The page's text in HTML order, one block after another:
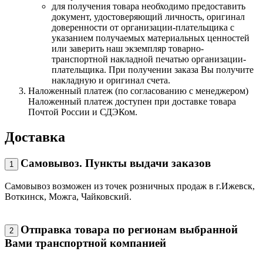
для получения товара необходимо предоставить
документ, удостоверяющий личность, оригинал
доверенности от организации-плательщика с
указанием получаемых материальных ценностей
или заверить наш экземпляр товарно-
транспортной накладной печатью организации-
плательщика. При получении заказа Вы получите
накладную и оригинал счета.
Наложенный платеж (по согласованию с менеджером)
Наложенный платеж доступен при доставке товара
Почтой России и СДЭКом.
Доставка
1 Самовывоз. Пункты выдачи заказов
Самовывоз возможен из точек розничных продаж в г.Ижевск,
Воткинск, Можга, Чайковский.
2
Отправка товара по регионам выбранной
Вами транспортной компанией